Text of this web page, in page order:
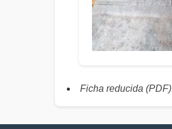
Ficha reducida (PDF)